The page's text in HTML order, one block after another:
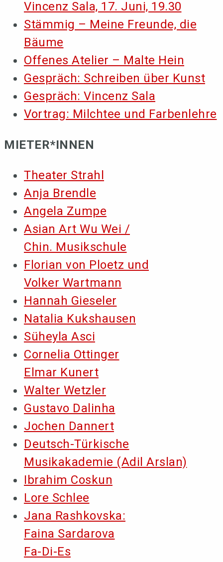
Vincenz Sala, 17. Juni, 19.30
Stämmig – Meine Freunde, die
Bäume
Offenes Atelier – Malte Hein
Gespräch: Schreiben über Kunst
Gespräch: Vincenz Sala
Vortrag: Milchtee und Farbenlehre
MIETER*INNEN
Theater Strahl
Anja Brendle
Angela Zumpe
Asian Art Wu Wei /
Chin. Musikschule
Florian von Ploetz und
Volker Wartmann
Hannah Gieseler
Natalia Kukshausen
Süheyla Asci
Cornelia Ottinger
Elmar Kunert
Walter Wetzler
Gustavo Dalinha
Jochen Dannert
Deutsch-Türkische
Musikakademie (Adil Arslan)
Ibrahim Coskun
Lore Schlee
Jana Rashkovska:
Faina Sardarova
Fa-Di-Es